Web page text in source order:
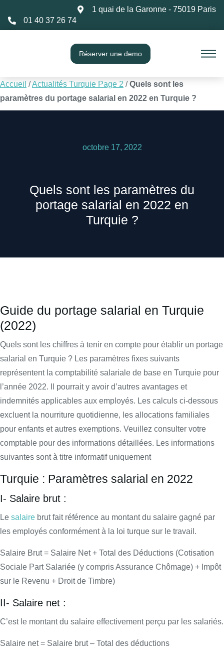
1 quai de la Garonne - 75019 Paris
01 40 37 26 74
Réserver une demo
Accueil /Actualités Turquie Page 2 /Quels sont les
paramètres du portage salarial en 2022 en Turquie ?
octobre 17, 2022
Quels sont les paramètres du
portage salarial en 2022 en
Turquie ?
Guide du portage salarial en Turquie
(2022)
Quels sont les chiffres à tenir en compte pour établir un portage
salarial en Turquie ? Les paramètres fixes suivants
représentent la comptabilité salariale de base en Turquie pour
l’année 2022. Il pourrait y avoir d’autres avantages et
indemnités applicables aux employés. Les calculs ci-dessous
excluent la nourriture quotidienne, les allocations familiales
pour enfants et autres exemptions. Veuillez consulter votre
comptable pour des informations détaillées. Les informations
suivantes sont à titre informatif uniquement
Turquie : Paramètres salarial en 2022
I- Salaire brut :
Le salaire brut fait référence au montant du salaire gagné par
les employés conformément à la loi turque sur le travail.
Salaire Brut = Salaire Net + Total des Déductions (Cotisation
Sociale Part Salariée (y compris Assurance Chômage) + Impôt
sur le Revenu + Droit de Timbre)
II- Salaire net :
C’est le montant du salaire effectivement perçu par les salariés.
Salaire net = Salaire brut – Total des déductions